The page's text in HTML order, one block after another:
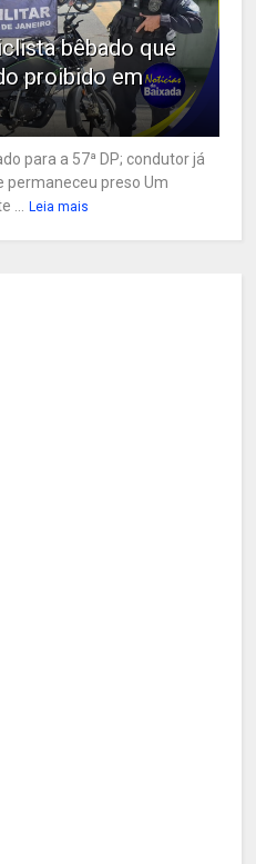
bêbado que
proibido em
para a 57ª DP; condutor já
permaneceu preso Um
...
Leia mais